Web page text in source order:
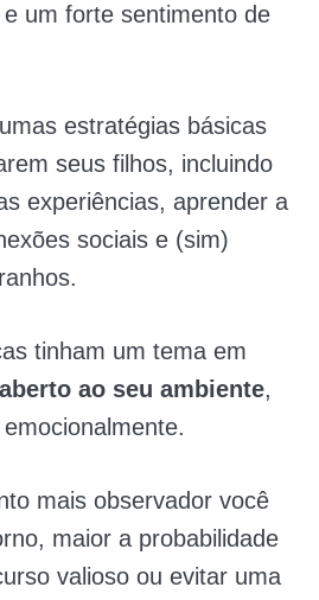
e um forte sentimento de
estratégias básicas
seus filhos, incluindo
experiências, aprender a
sociais e (sim)
tinham um tema em
ao seu ambiente,
mais observador você
maior a probabilidade
valioso ou evitar uma